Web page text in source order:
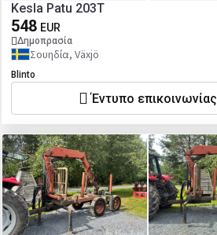
Kesla Patu 203T
548 EUR
Δημοπρασία
Σουηδία, Växjö
Blinto
Έντυπο επικοινωνίας